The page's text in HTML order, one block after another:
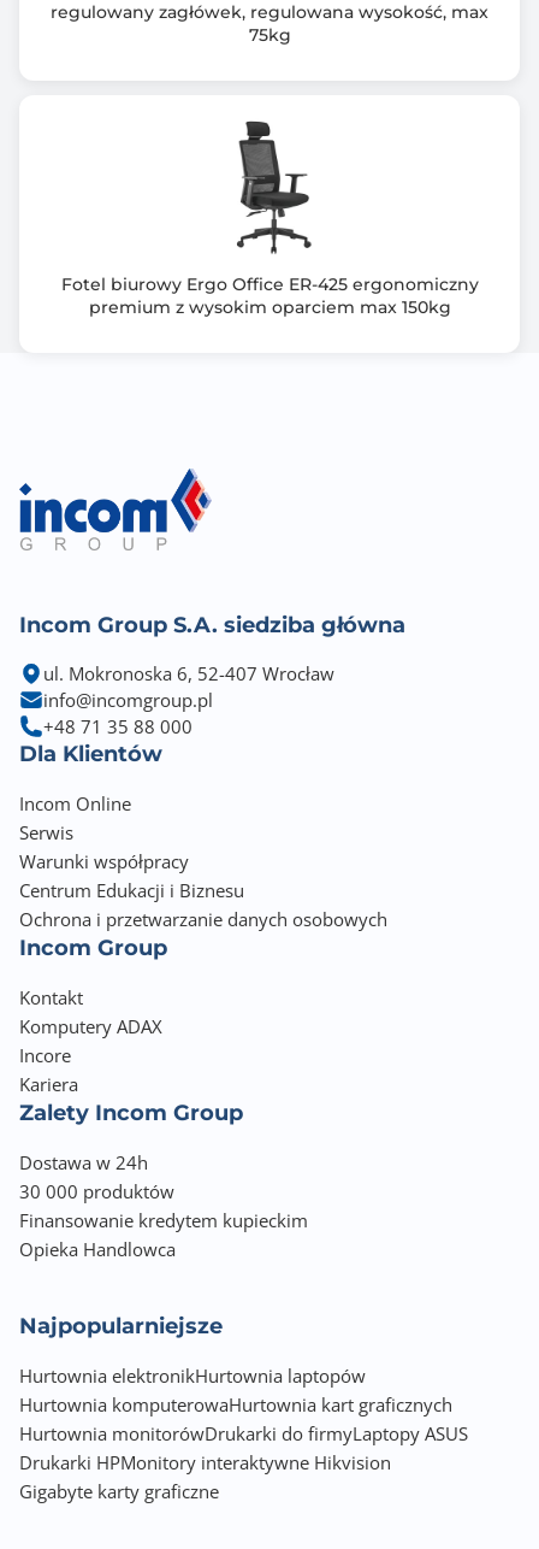
regulowany zagłówek, regulowana wysokość, max
75kg
Fotel biurowy Ergo Office ER-425 ergonomiczny
premium z wysokim oparciem max 150kg
Incom Group S.A. siedziba główna
ul. Mokronoska 6, 52-407 Wrocław
info@incomgroup.pl
+48 71 35 88 000
Dla Klientów
Incom Online
Serwis
Warunki współpracy
Centrum Edukacji i Biznesu
Ochrona i przetwarzanie danych osobowych
Incom Group
Kontakt
Komputery ADAX
Incore
Kariera
Zalety Incom Group
Dostawa w 24h
30 000 produktów
Finansowanie kredytem kupieckim
Opieka Handlowca
Najpopularniejsze
Hurtownia elektronikHurtownia laptopów
Hurtownia komputerowaHurtownia kart graficznych
Hurtownia monitorówDrukarki do firmyLaptopy ASUS
Drukarki HPMonitory interaktywne Hikvision
Gigabyte karty graficzne